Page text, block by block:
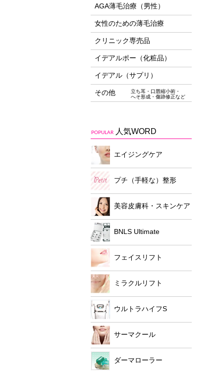
AGA薄毛治療（男性）
女性のための薄毛治療
クリニック専売品
イデアルポー（化粧品）
イデアル（サプリ）
その他
立ち耳・口唇縮小術・
へそ形成・傷跡修正など
POPULAR 人気WORD
エイジングケア
プチ（手軽な）整形
美容皮膚科・スキンケア
BNLS Ultimate
フェイスリフト
ミラクルリフト
ウルトラハイフS
サーマクール
ダーマローラー